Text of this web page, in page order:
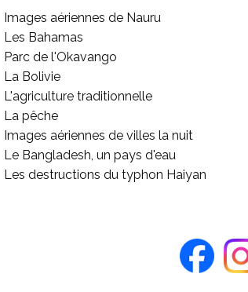
Images aériennes de Nauru
Les Bahamas
Parc de l'Okavango
La Bolivie
L'agriculture traditionnelle
La pêche
Images aériennes de villes la nuit
Le Bangladesh, un pays d'eau
Les destructions du typhon Haiyan